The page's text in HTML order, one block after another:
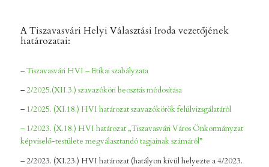
A Tiszavasvári Helyi Választási Iroda vezetőjének
határozatai:
–Tiszavasvári HVI – Etikai szabályzata
–2/2025.(XII.3.) szavazóköri beosztás módosítása
– 1/2025. (XI.18.) HVI határozat szavazókörök felülvizsgálatáról
– 1/2023. (X.18.) HVI határozat „Tiszavasvári Város Önkormányzat
képviselő-testülete megválasztandó tagjainak számáról”
– 2/2023. (XI.23.) HVI határozat (hatályon kívül helyezte a 4/2023.